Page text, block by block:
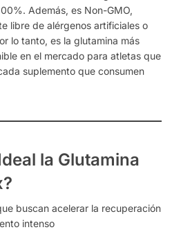
Además, es Non-GMO,
libre de alérgenos artificiales o
lo tanto, es la glutamina más
en el mercado para atletas que
suplemento que consumen
la Glutamina
buscan acelerar la recuperación
intenso